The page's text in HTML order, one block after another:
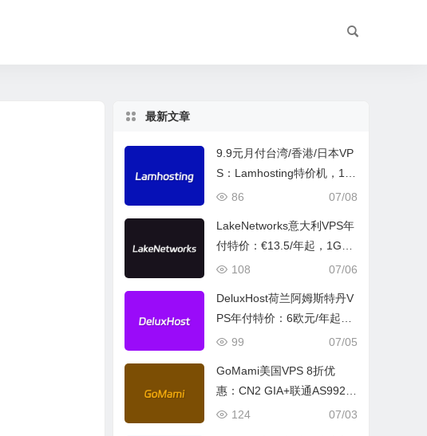
最新文章
9.9元月付台湾/香港/日本VP
S：Lamhosting特价机，1G
bps大带宽200GB流量
07/08
86
LakeNetworks意大利VPS年
付特价：€13.5/年起，1Gbp
s不限流量+金牌CPU，米兰
07/06
108
DeluxHost荷兰阿姆斯特丹V
PS年付特价：6欧元/年起，
限量抢购高性能云服务器07/05
99
GoMami美国VPS 8折优
惠：CN2 GIA+联通AS9929
+CMIN2，月付$23.2起07/03
124